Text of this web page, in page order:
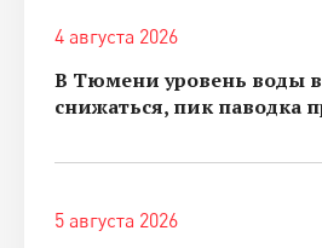
4 августа 2026
В Тюмени уровень воды в
снижаться, пик паводка
5 августа 2026